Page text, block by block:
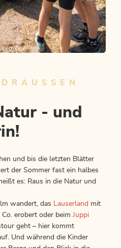
D
- und
und bis die letzten Blätter
der Sommer fast ein halbes
es: Raus in die Natur und
wandert, das
Lauserland mit
erobert oder beim Juppi
geht – hier kommt
Und während die Kinder